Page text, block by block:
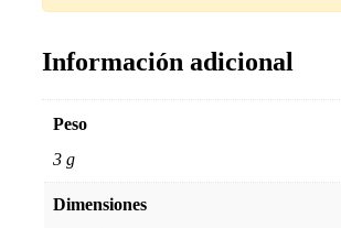
Información adicional
Peso
3 g
Dimensiones